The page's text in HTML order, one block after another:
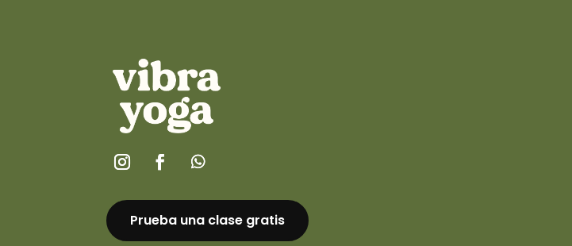
Prueba una clase gratis